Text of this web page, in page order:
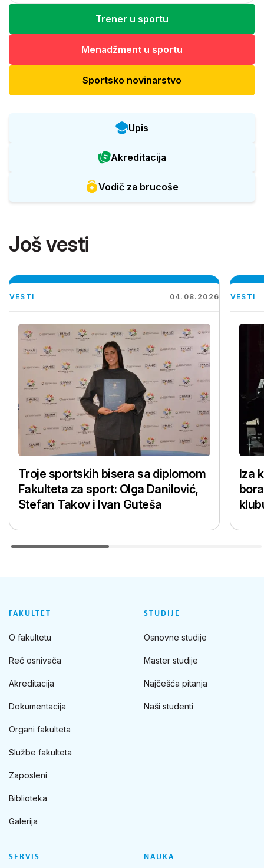
Trener u sportu
Menadžment u sportu
Sportsko novinarstvo
Upis
Akreditacija
Vodič za brucoše
Još vesti
VESTI 04.08.2026
Troje sportskih bisera sa diplomom
Fakulteta za sport: Olga Danilović,
Stefan Takov i Ivan Guteša
VESTI
Iza
FAKULTET
O fakultetu
Reč osnivača
Akreditacija
Dokumentacija
Organi fakulteta
Službe fakulteta
Zaposleni
Biblioteka
Galerija
STUDIJE
Osnovne studije
Master studije
Najčešća pitanja
Naši studenti
SERVIS NAUKA